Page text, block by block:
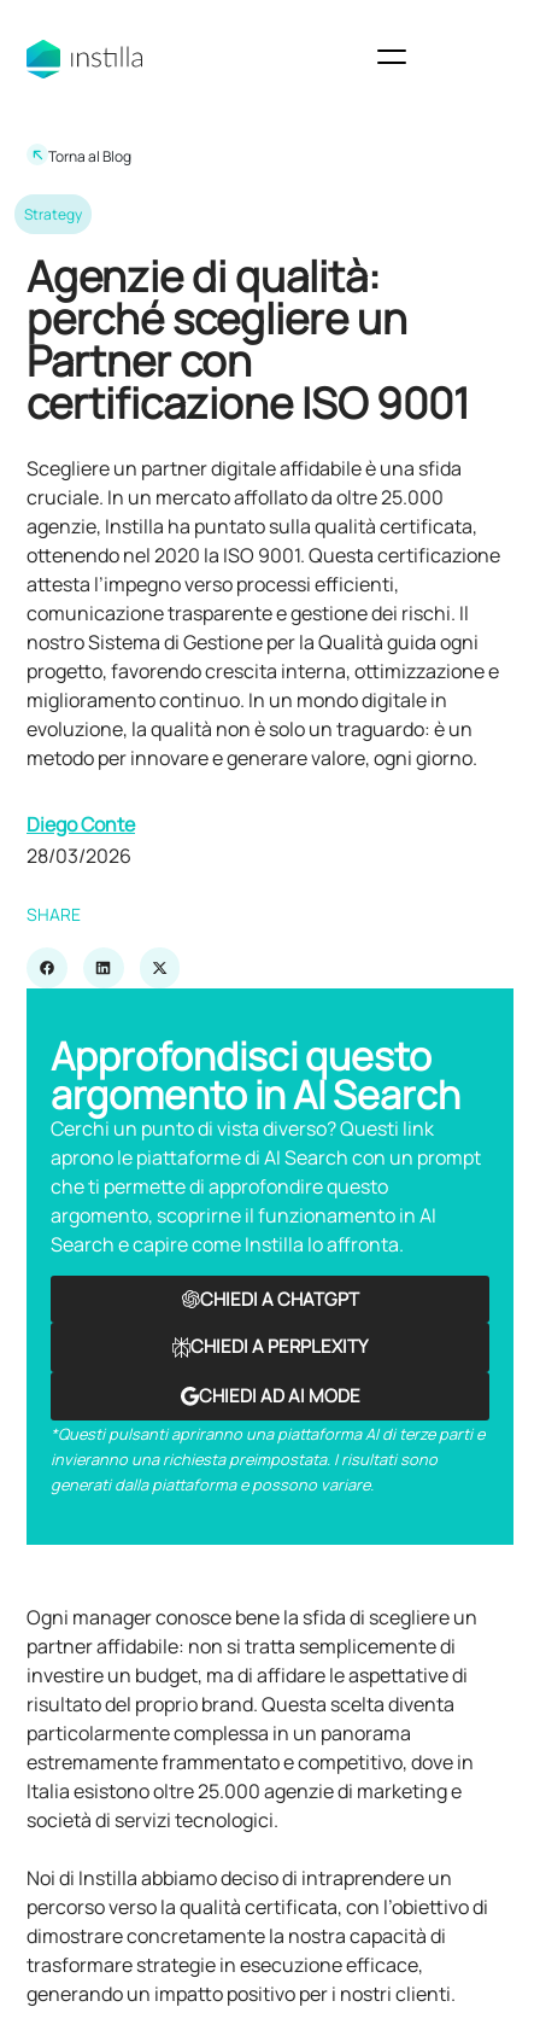
Torna al Blog
Strategy
Agenzie di qualità:
perché scegliere un
Partner con
certificazione ISO 9001
Scegliere un partner digitale affidabile è una sfida
cruciale. In un mercato affollato da oltre 25.000
agenzie, Instilla ha puntato sulla qualità certificata,
ottenendo nel 2020 la ISO 9001. Questa certificazione
attesta l’impegno verso processi efficienti,
comunicazione trasparente e gestione dei rischi. Il
nostro Sistema di Gestione per la Qualità guida ogni
progetto, favorendo crescita interna, ottimizzazione e
miglioramento continuo. In un mondo digitale in
evoluzione, la qualità non è solo un traguardo: è un
metodo per innovare e generare valore, ogni giorno.
Diego Conte
28/03/2026
SHARE
Approfondisci questo
argomento in AI Search
Cerchi un punto di vista diverso? Questi link
aprono le piattaforme di AI Search con un prompt
che ti permette di approfondire questo
argomento, scoprirne il funzionamento in AI
Search e capire come Instilla lo affronta.
CHIEDI A CHATGPT
CHIEDI A PERPLEXITY
CHIEDI AD AI MODE
*Questi pulsanti apriranno una piattaforma AI di terze parti e
invieranno una richiesta preimpostata. I risultati sono
generati dalla piattaforma e possono variare.
Ogni manager conosce bene la sfida di scegliere un
partner affidabile: non si tratta semplicemente di
investire un budget, ma di affidare le aspettative di
risultato del proprio brand. Questa scelta diventa
particolarmente complessa in un panorama
estremamente frammentato e competitivo, dove in
Italia esistono oltre 25.000 agenzie di marketing e
società di servizi tecnologici.
Noi di Instilla abbiamo deciso di intraprendere un
percorso verso la qualità certificata, con l’obiettivo di
dimostrare concretamente la nostra capacità di
trasformare strategie in esecuzione efficace,
generando un impatto positivo per i nostri clienti.